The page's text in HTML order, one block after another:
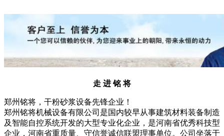
走 进 铭 将
郑州铭将，干粉砂浆设备先锋企业！
郑州铭将机械设备有限公司是国内较早从事建筑材料装备制造
及智能自控系统开发的大型专业化企业，是河南省优秀科技型
企业，河南省重质量、守信誉诚信联盟理事单位。公司坐落于